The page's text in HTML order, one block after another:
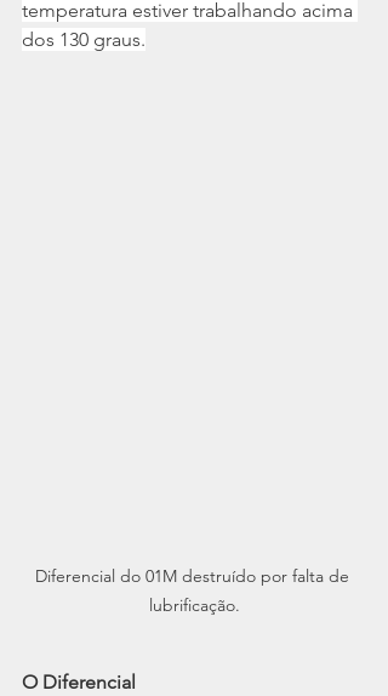
temperatura estiver trabalhando acima
dos 130 graus.
Diferencial do 01M destruído por falta de
lubrificação.
O Diferencial